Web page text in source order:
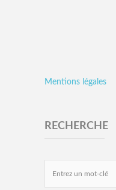
Mentions légales
RECHERCHE